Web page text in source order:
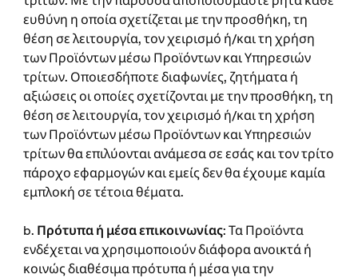
ευθύνη η οποία σχετίζεται με την προσθήκη, τη
θέση σε λειτουργία, τον χειρισμό ή/και τη χρήση
των Προϊόντων μέσω Προϊόντων και Υπηρεσιών
τρίτων. Οποιεσδήποτε διαφωνίες, ζητήματα ή
αξιώσεις οι οποίες σχετίζονται με την προσθήκη, τη
θέση σε λειτουργία, τον χειρισμό ή/και τη χρήση
των Προϊόντων μέσω Προϊόντων και Υπηρεσιών
τρίτων θα επιλύονται ανάμεσα σε εσάς και τον τρίτο
πάροχο εφαρμογών και εμείς δεν θα έχουμε καμία
εμπλοκή σε τέτοια θέματα.
b. Πρότυπα ή μέσα επικοινωνίας: Τα Προϊόντα
ενδέχεται να χρησιμοποιούν διάφορα ανοικτά ή
κοινώς διαθέσιμα πρότυπα ή μέσα για την